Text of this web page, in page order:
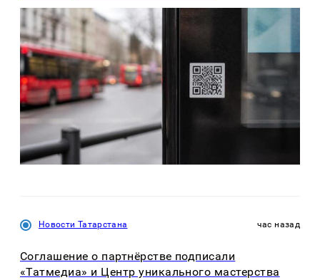
Новости Татарстана час назад
Соглашение о партнёрстве подписали
«Татмедиа» и Центр уникального мастерства